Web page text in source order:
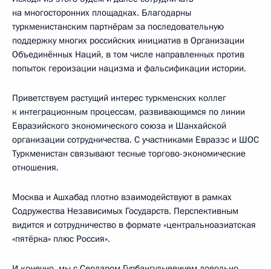
на многосторонних площадках. Благодарны
туркменистанским партнёрам за последовательную
поддержку многих российских инициатив в Организации
Объединённых Наций, в том числе направленных против
попыток героизации нацизма и фальсификации истории.
Приветствуем растущий интерес туркменских коллег
к интеграционным процессам, развивающимся по линии
Евразийского экономического союза и Шанхайской
организации сотрудничества. С участниками Евразэс и ШОС
Туркменистан связывают тесные торгово-экономические
отношения.
Москва и Ашхабад плотно взаимодействуют в рамках
Содружества Независимых Государств. Перспективным
видится и сотрудничество в формате «центральноазиатская
«пятёрка» плюс Россия».